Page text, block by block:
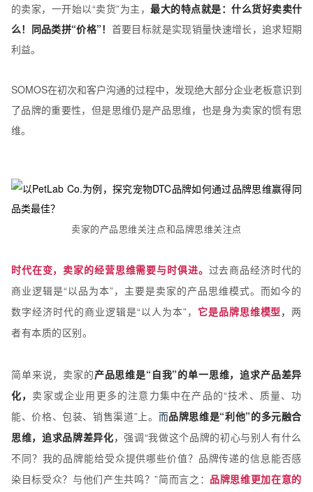
的卖家，一开始以“卖货”为主，最大的特点就是：什么货好卖卖什
么！同品类拼“价格”！ 首要目标就是实现销量快速增长，追求短期
利益。
SOMOS在初次和客户沟通的过程中，发现绝大部分企业老板意识到
了品牌的重要性，但是思维仍是产品思维，也是身为卖家的惯有思
维。
卖家的产品思维关注点和品牌思维关注点
时代在变，卖家的经营思维需要与时俱进。 过去商品经济时代的
商业逻辑是“以品为本”，主要是卖家的产品思维模式。而如今的
数字经济时代的商业逻辑是“以人为本”， 它是品牌思维模型，两
者有本质的区别。
简单来说，卖家的产品思维是“自我”的单一思维，追求产品差异
化， 卖家或企业用更多的注意力集中在产品的“技术、质量、功
能、价格、包装、销售渠道”上。 而品牌思维是“利他”的多元融合
思维，追求品牌差异化，强调“我做这个品牌的初心与别人有什么
不同？我的品牌能给受众提供哪些价值？品牌传递的信息能否感
染目标受众？与他们产生共鸣？”简而言之： 品牌思维更加在意的